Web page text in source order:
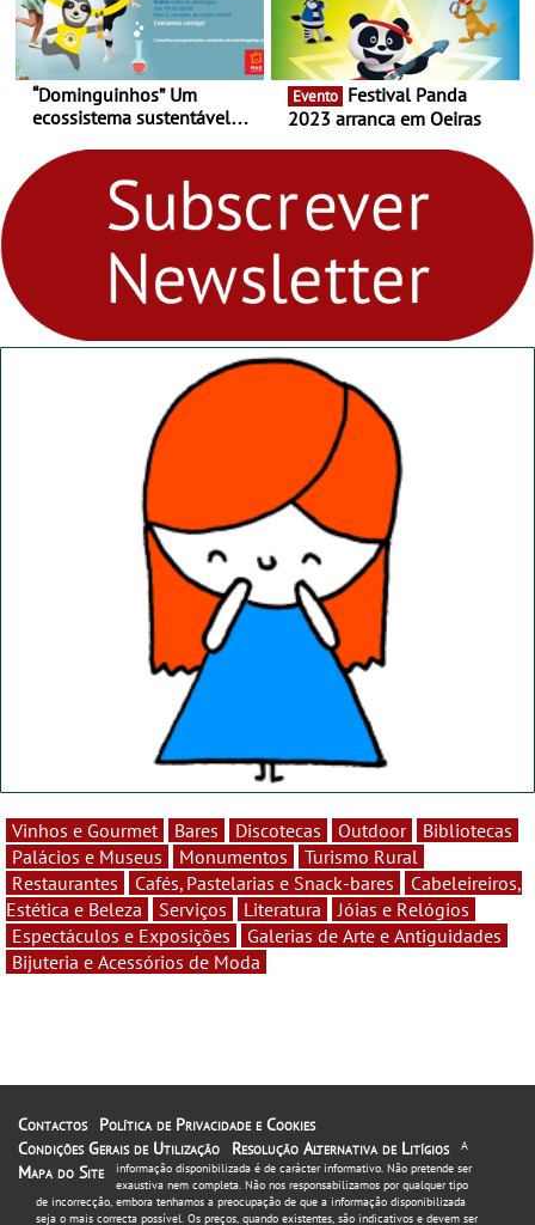
“Dominguinhos” Um
ecossistema sustentável
fores - Atelier de Educação
Ambiental nos
“Dominguinhos” de 23 de
Evento
2023 arranca em Oeiras
Vinhos e Gourmet Bares Discotecas Outdoor
Bibliotecas
Palácios e Museus
Monumentos
Turismo Rural
Restaurantes
Cafés, Pastelarias e Snack-bares
Cabeleireiros,
Estética e Beleza
Serviços Literatura
Jóias e Relógios
Espectáculos e Exposições
Galerias de Arte e Antiguidades
Bijuteria e Acessórios de Moda
Contactos
Política de Privacidade e Cookies
Condições Gerais de Utilização
Resolução Alternativa de Litígios
Mapa do Site
A
informação disponibilizada é de carácter informativo. Não pretende ser
exaustiva nem completa. Não nos responsabilizamos por qualquer tipo
de incorrecção, embora tenhamos a preocupação de que a informação disponibilizada
seja o mais correcta possível. Os preços, quando existentes, são indicativos e devem ser